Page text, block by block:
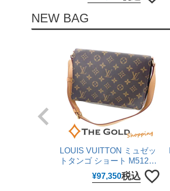
メガ 【中古】
NEW BAG
LOUIS VUITTON ミュゼッ
トタンゴ ショート M51257
モノグラム キャンバス ブラ
ウン ワンショルダーバッグ
¥97,350税込